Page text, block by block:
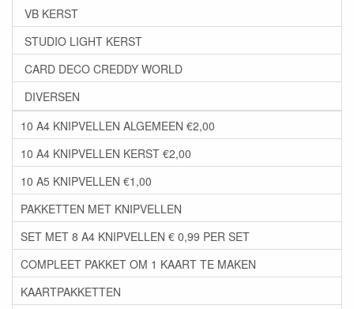
VB KERST
STUDIO LIGHT KERST
CARD DECO CREDDY WORLD
DIVERSEN
10 A4 KNIPVELLEN ALGEMEEN €2,00
10 A4 KNIPVELLEN KERST €2,00
10 A5 KNIPVELLEN €1,00
PAKKETTEN MET KNIPVELLEN
SET MET 8 A4 KNIPVELLEN € 0,99 PER SET
COMPLEET PAKKET OM 1 KAART TE MAKEN
KAARTPAKKETTEN